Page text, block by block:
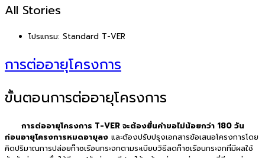
All Stories
โปรแกรม: Standard T-VER
การต่ออายุโครงการ
ขั้นตอนการต่ออายุโครงการ
การต่ออายุโครงการ T-VER จะต้องยื่นคำขอไม่น้อยกว่า 180 วัน
ก่อนอายุโครงการหมดอายุลง และต้องปรับปรุงเอกสารข้อเสนอโครงการโดย
คิดปริมาณการปล่อยก๊าซเรือนกระจกตามระเบียบวิธีลดก๊าซเรือนกระจกที่มีผลใช้